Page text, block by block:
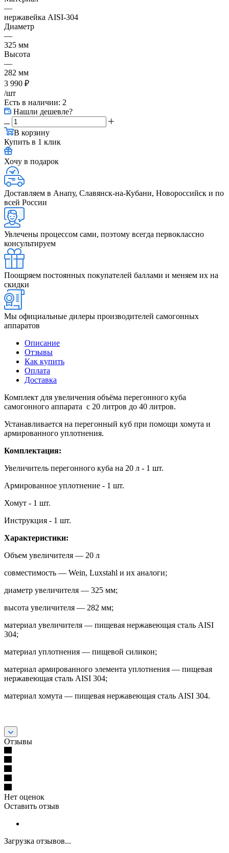
—
нержавейка AISI-304
Диаметр
—
325 мм
Высота
—
282 мм
3 990 ₽
/шт
Есть в наличии: 2
Нашли дешевле?
В корзину
Купить в 1 клик
Хочу в подарок
Доставляем в Анапу, Славянск-на-Кубани, Новороссийск и по
всей России
Увлечены процессом сами, поэтому всегда первоклассно
консультируем
Поощряем постоянных покупателей баллами и меняем их на
скидки
Мы официальные дилеры производителей самогонных
аппаратов
Описание
Отзывы
Как купить
Оплата
Доставка
Комплект для увеличения объёма перегонного куба
самогонного аппарата с 20 литров до 40 литров.
Устанавливается на перегонный куб при помощи хомута и
армированного уплотнения.
Комплектация:
Увеличитель перегонного куба на 20 л - 1 шт.
Армированное уплотнение - 1 шт.
Хомут - 1 шт.
Инструкция - 1 шт.
Характеристики:
Объем увеличителя — 20 л
совместимость — Wein, Luxstahl и их аналоги;
диаметр увеличителя — 325 мм;
высота увеличителя — 282 мм;
материал увеличителя — пищевая нержавеющая сталь AISI
304;
материал уплотнения — пищевой силикон;
материал армированного элемента уплотнения — пищевая
нержавеющая сталь AISI 304;
материал хомута — пищевая нержавеющая сталь AISI 304.
Отзывы
Нет оценок
Оставить отзыв
Загрузка отзывов...